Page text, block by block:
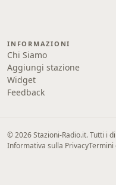
INFORMAZIONI
Chi Siamo
Aggiungi stazione
Widget
Feedback
© 2026 Stazioni-Radio.it. Tutti i
Informativa sulla PrivacyTermini